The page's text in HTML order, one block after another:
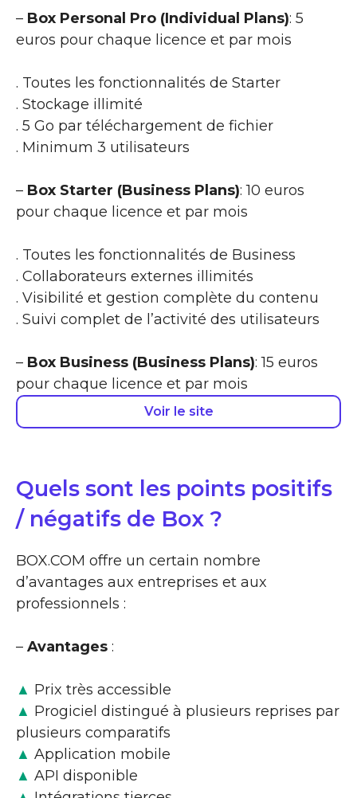
– Box Personal Pro (Individual Plans): 5
euros pour chaque licence et par mois
. Toutes les fonctionnalités de Starter
. Stockage illimité
. 5 Go par téléchargement de fichier
. Minimum 3 utilisateurs
– Box Starter (Business Plans): 10 euros
pour chaque licence et par mois
. Toutes les fonctionnalités de Business
. Collaborateurs externes illimités
. Visibilité et gestion complète du contenu
. Suivi complet de l’activité des utilisateurs
– Box Business (Business Plans): 15 euros
pour chaque licence et par mois
Voir le site
Quels sont les points positifs
/ négatifs de Box ?
BOX.COM offre un certain nombre
d’avantages aux entreprises et aux
professionnels :
– Avantages :
▲ Prix très accessible
▲ Progiciel distingué à plusieurs reprises par
plusieurs comparatifs
▲ Application mobile
▲ API disponible